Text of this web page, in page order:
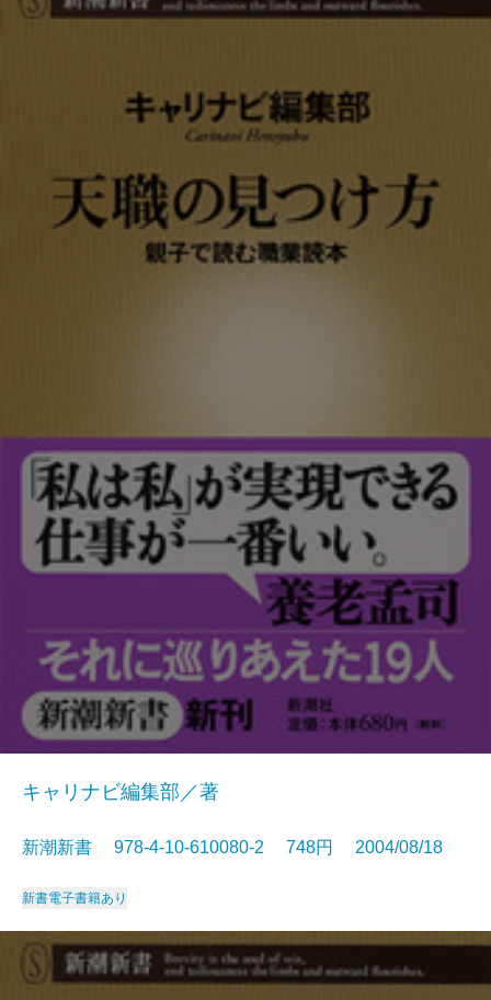
キャリナビ編集部／著
新潮新書 978-4-10-610080-2 748円 2004/08/18
新書電子書籍あり